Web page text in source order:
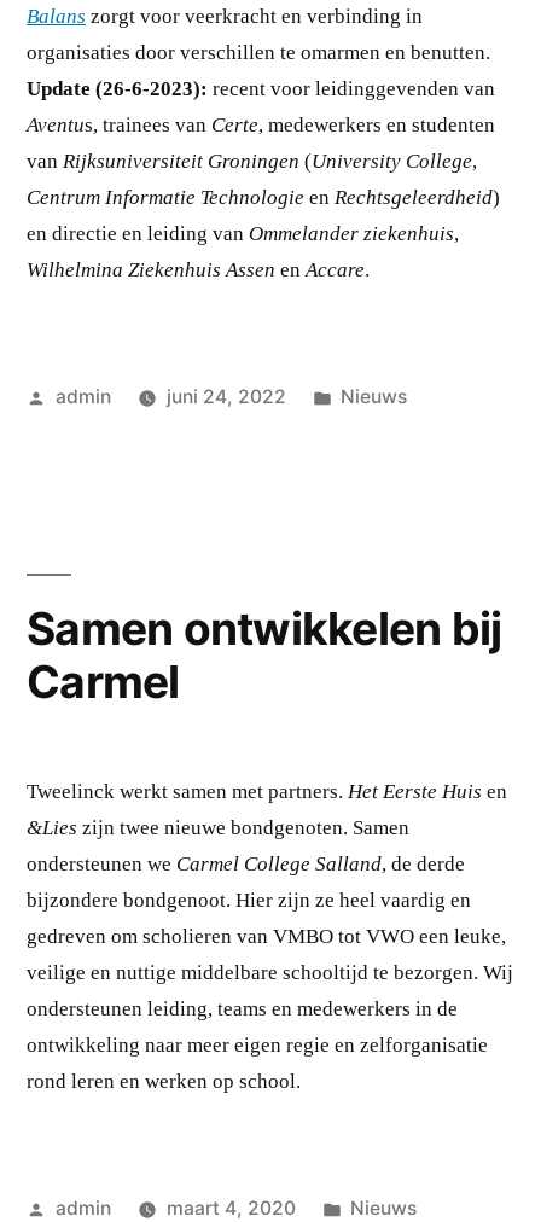
Balans zorgt voor veerkracht en verbinding in
organisaties door verschillen te omarmen en benutten.
Update (26-6-2023): recent voor leidinggevenden van
Aventus, trainees van Certe, medewerkers en studenten
vanRijksuniversiteit Groningen (University College,
Centrum Informatie TechnologieenRechtsgeleerdheid)
en directie en leiding vanOmmelander ziekenhuis,
Wilhelmina Ziekenhuis Assen enAccare.
Geplaatst
admin juni 24, 2022
Geplaatst
Nieuws
Samen ontwikkelen bij
Carmel
Tweelinck werkt samen met partners. Het Eerste Huis en
&Lies zijn twee nieuwe bondgenoten. Samen
ondersteunen we Carmel College Salland, de derde
bijzondere bondgenoot. Hier zijn ze heel vaardig en
gedreven om scholieren van VMBO tot VWO een leuke,
veilige en nuttige middelbare schooltijd te bezorgen. Wij
ondersteunen leiding, teams en medewerkers in de
ontwikkeling naar meer eigen regie en zelforganisatie
rond leren en werken op school.
Geplaatst
admin maart 4, 2020
Geplaatst
Nieuws